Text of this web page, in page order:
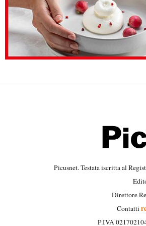
Picusnet. Testata iscritta al
Direttore
Contatti
P.IVA